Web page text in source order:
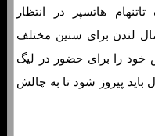
هاتسپر در انتظار
لندن برای سنین مختلف
خود را برای حضور در لیگ
باید پیروز شود تا به چالش